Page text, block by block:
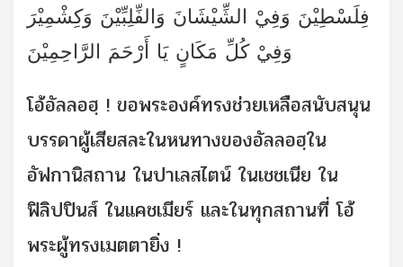
فِلَسْطِيْنَ وَفِيْ الشِّيْشَانَ وَالفِّلِبِّيْنَ وَكِشْمِيْرَ
وَفِيْ كُلِّ مَكَانٍ يَا أَرْحَمَ الرَّاحِمِيْنَ
โอ้อัลลอฮฺ ! ขอพระองค์ทรงช่วยเหลือสนับสนุน
บรรดาผู้เสียสละในหนทางของอัลลอฮฺใน
อัฟกานิสถาน ในปาเลสไตน์ ในเชชเนีย ใน
ฟิลิปปินส์ ในแคชเมียร์ และในทุกสถานที่ โอ้
พระผู้ทรงเมตตายิ่ง !